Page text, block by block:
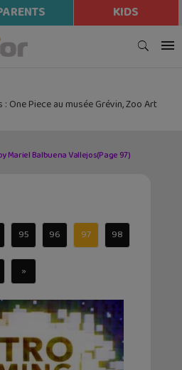
KIDS
One Piece au musée Grévin, Zoo Art
Mariel Balbuena Vallejos(Page 97)
95 96 97 98
»